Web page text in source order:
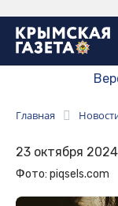
Главная
23 октября
Фото: piqsels.com